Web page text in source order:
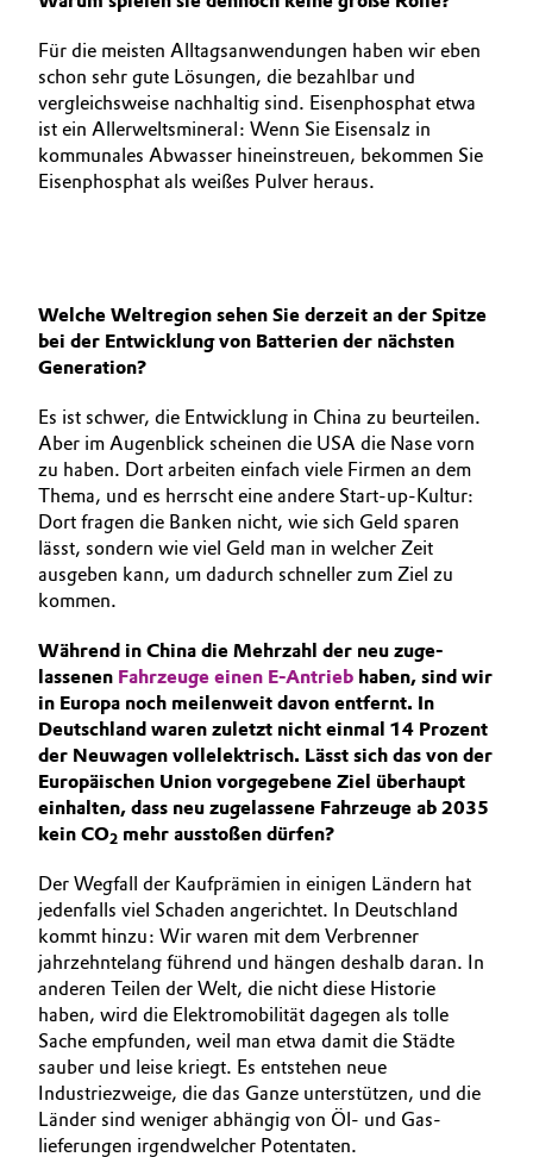
Für die meisten Alltagsanwendungen haben wir eben
schon sehr gute Lösungen, die bezahlbar und
vergleichsweise nachhaltig sind. Eisenphosphat etwa
ist ein Allerweltsmineral: Wenn Sie Eisensalz in
kommunales Abwasser hineinstreuen, bekommen Sie
Eisenphosphat als weißes Pulver heraus.
Welche Weltregion sehen Sie derzeit an der Spitze
bei der Entwicklung von Batterien der nächsten
Generation?
Es ist schwer, die Entwicklung in China zu beurteilen.
Aber im Augenblick scheinen die USA die Nase vorn
zu haben. Dort arbeiten einfach viele Firmen an dem
Thema, und es herrscht eine andere Start-up-­Kultur:
Dort fragen die Banken nicht, wie sich Geld sparen
lässt, sondern wie viel Geld man in welcher Zeit
ausgeben kann, um dadurch schneller zum Ziel zu
kommen.
Während in China die Mehrzahl der neu zuge­
lassenen Fahrzeuge einen E‑Antrieb haben, sind wir
in Europa noch meilenweit davon entfernt. In
Deutschland waren zuletzt nicht einmal 14 Prozent
der Neuwagen vollelektrisch. Lässt sich das von der
Europäischen Union vorgegebene Ziel überhaupt
einhalten, dass neu zugelassene Fahrzeuge ab 2035
kein CO2 mehr ausstoßen dürfen?
Der Wegfall der Kaufprämien in einigen Ländern hat
jedenfalls viel Schaden angerichtet. In Deutschland
kommt hinzu: Wir waren mit dem Verbrenner
jahrzehntelang führend und hängen deshalb daran. In
anderen Teilen der Welt, die nicht diese Historie
haben, wird die Elektromobilität dagegen als tolle
Sache empfunden, weil man etwa damit die Städte
sauber und leise kriegt. Es entstehen neue
Industriezweige, die das Ganze unterstützen, und die
Länder sind weniger abhängig von Öl- und Gas­
lieferungen irgendwelcher Potentaten.